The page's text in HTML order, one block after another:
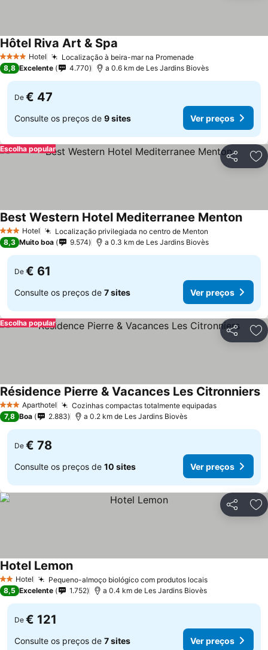
4 EstrelasHotel Localização à beira-mar na Promenade
Hôtel Riva Art & Spa
8,8 Excelente 4.770 a 0.6 km de Les Jardins Biovès
De € 47
Consulte os preços de 9 sites Ver preços
Partilhar
Escolha popular
3 EstrelasHotel Localização privilegiada no centro de Menton
Best Western Hotel Mediterranee Menton
8,3 Muito boa 9.574 a 0.3 km de Les Jardins Biovès
De € 61
Consulte os preços de 7 sites Ver preços
Partilhar
Escolha popular
3 EstrelasAparthotel Cozinhas compactas totalmente equipadas
Résidence Pierre & Vacances Les Citronniers
7,8 Boa 2.883 a 0.2 km de Les Jardins Biovès
De € 78
Consulte os preços de 10 sites Ver preços
Partilhar
2 Estrelas
Hotel Pequeno-almoço biológico com produtos locais
Hotel Lemon
8,5 Excelente 1.752 a 0.4 km de Les Jardins Biovès
De € 121
Consulte os preços de 7 sites Ver preços